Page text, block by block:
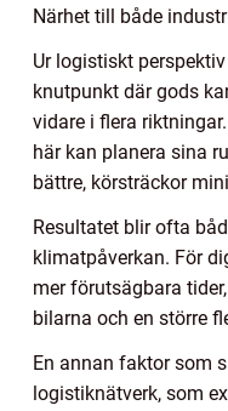
Närhet till både
Ur logistiskt
knutpunkt där gods
vidare i flera
här kan planera sina
bättre, körsträckor
Resultatet blir ofta
klimatpåverkan. För
mer förutsägbara
bilarna och en större
En annan faktor som
logistiknätverk, som